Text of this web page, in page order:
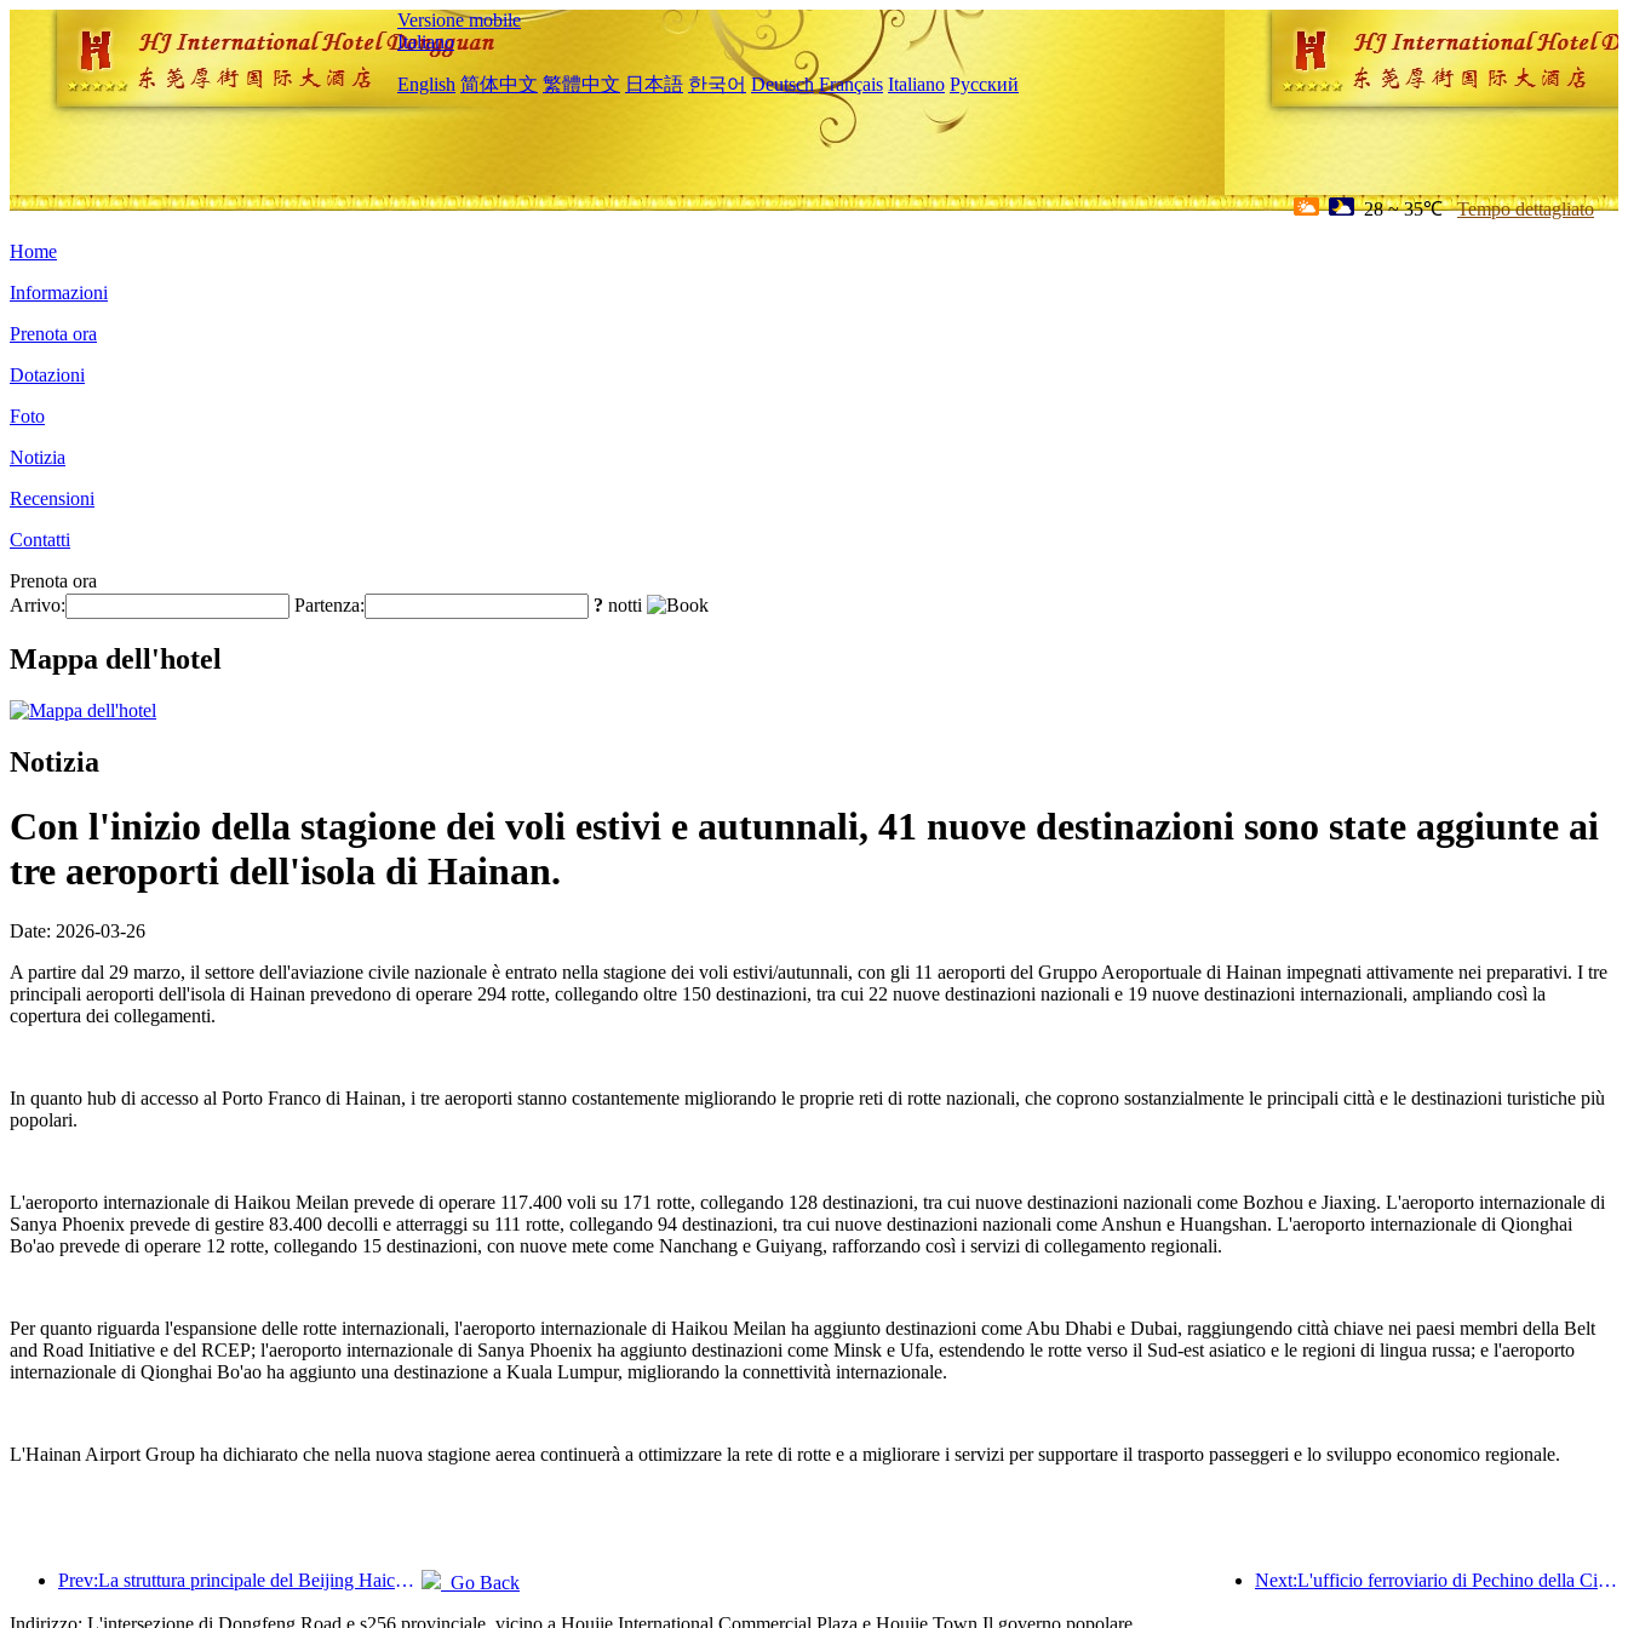
Versione mobile
Italiano
English 简体中文 繁體中文 日本語 한국어 Deutsch Français Italiano Русский
28 ~ 35℃ Tempo dettagliato
Home
Informazioni
Prenota ora
Dotazioni
Foto
Notizia
Recensioni
Contatti
Prenota ora
Arrivo:
Partenza: ? notti
Mappa dell'hotel
Notizia
Con l'inizio della stagione dei voli estivi e autunnali, 41 nuove destinazioni sono state aggiunte ai
tre aeroporti dell'isola di Hainan.
Date: 2026-03-26
A partire dal 29 marzo, il settore dell'aviazione civile nazionale è entrato nella stagione dei voli estivi/autunnali, con gli 11 aeroporti del Gruppo Aeroportuale di Hainan impegnati attivamente nei preparativi. I tre
principali aeroporti dell'isola di Hainan prevedono di operare 294 rotte, collegando oltre 150 destinazioni, tra cui 22 nuove destinazioni nazionali e 19 nuove destinazioni internazionali, ampliando così la
copertura dei collegamenti.
In quanto hub di accesso al Porto Franco di Hainan, i tre aeroporti stanno costantemente migliorando le proprie reti di rotte nazionali, che coprono sostanzialmente le principali città e le destinazioni turistiche più
popolari.
L'aeroporto internazionale di Haikou Meilan prevede di operare 117.400 voli su 171 rotte, collegando 128 destinazioni, tra cui nuove destinazioni nazionali come Bozhou e Jiaxing. L'aeroporto internazionale di
Sanya Phoenix prevede di gestire 83.400 decolli e atterraggi su 111 rotte, collegando 94 destinazioni, tra cui nuove destinazioni nazionali come Anshun e Huangshan. L'aeroporto internazionale di Qionghai
Bo'ao prevede di operare 12 rotte, collegando 15 destinazioni, con nuove mete come Nanchang e Guiyang, rafforzando così i servizi di collegamento regionali.
Per quanto riguarda l'espansione delle rotte internazionali, l'aeroporto internazionale di Haikou Meilan ha aggiunto destinazioni come Abu Dhabi e Dubai, raggiungendo città chiave nei paesi membri della Belt
and Road Initiative e del RCEP; l'aeroporto internazionale di Sanya Phoenix ha aggiunto destinazioni come Minsk e Ufa, estendendo le rotte verso il Sud-est asiatico e le regioni di lingua russa; e l'aeroporto
internazionale di Qionghai Bo'ao ha aggiunto una destinazione a Kuala Lumpur, migliorando la connettività internazionale.
L'Hainan Airport Group ha dichiarato che nella nuova stagione aerea continuerà a ottimizzare la rete di rotte e a migliorare i servizi per supportare il trasporto passeggeri e lo sviluppo economico regionale.
Prev:La struttura principale del Beijing Haichang Ocean Park dovrebbe raggiungere la sommità entro la fine dell'anno, con il completamento e l'apertura previsti per il 2027. Next:L'ufficio ferroviario di Pechino della Cina ha avviato il servizio di trasporto passeggeri per le festività del Festival di Qingming, prevedendo di trasportare 7,37 milioni di passeggeri.
Go Back
Indirizzo: L'intersezione di Dongfeng Road e s256 provinciale, vicino a Houjie International Commercial Plaza e Houjie Town Il governo popolare